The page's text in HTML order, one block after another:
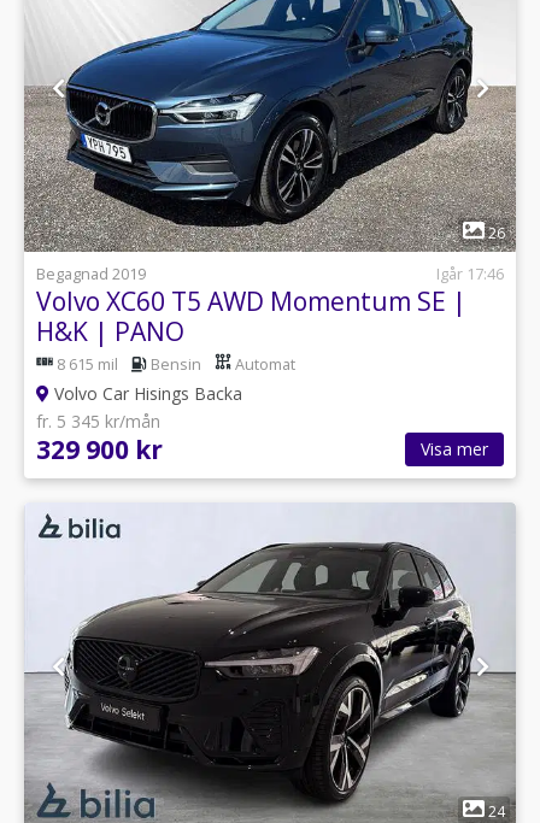
1
26
Begagnad 2019
Igår 17:46
Volvo XC60 T5 AWD Momentum SE |
H&K | PANO
8 615 mil Bensin Automat
Volvo Car Hisings Backa
fr. 5 345 kr/mån
329 900 kr Visa mer
1
24